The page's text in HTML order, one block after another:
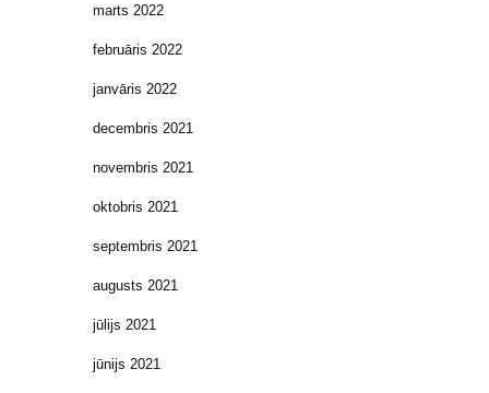
marts 2022
februāris 2022
janvāris 2022
decembris 2021
novembris 2021
oktobris 2021
septembris 2021
augusts 2021
jūlijs 2021
jūnijs 2021